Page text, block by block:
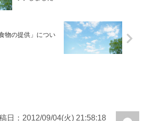
物の提供」につい
日：2012/09/04(火) 21:58:18